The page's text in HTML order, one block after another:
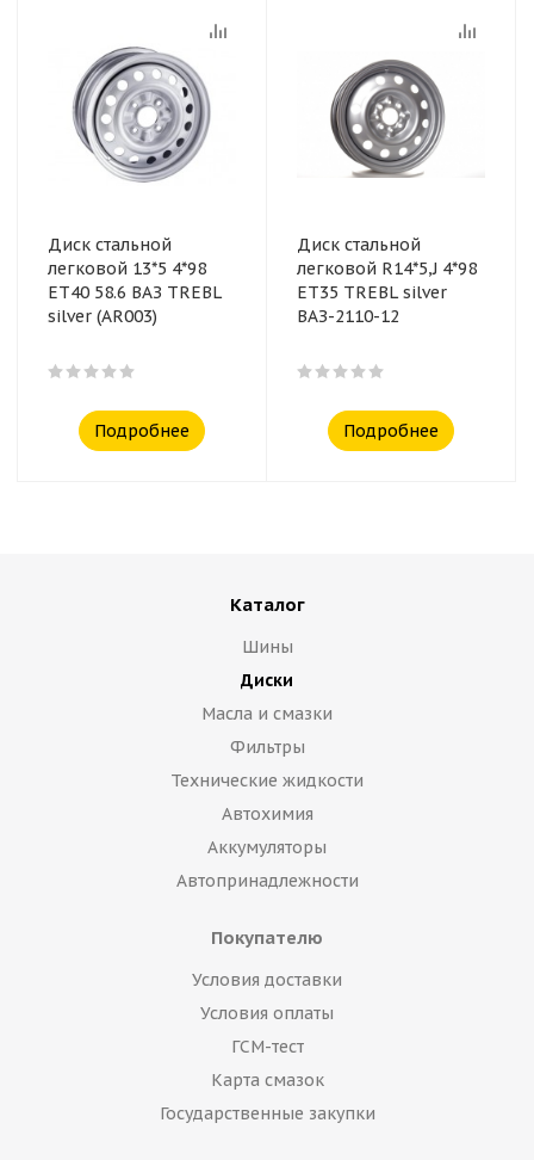
Диск стальной
легковой 13*5 4*98
ET40 58.6 ВАЗ TREBL
silver (AR003)
Подробнее
Диск стальной
легковой R14*5,J 4*98
ET35 TREBL silver
ВАЗ-2110-12
Подробнее
Каталог
Шины
Диски
Масла и смазки
Фильтры
Технические жидкости
Автохимия
Аккумуляторы
Автопринадлежности
Покупателю
Условия доставки
Условия оплаты
ГСМ-тест
Карта смазок
Государственные закупки